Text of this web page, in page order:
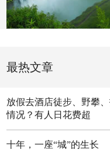
最热文章
放假去酒店徒步、野攀
情况？有人日花费超
十年，一座“城”的生长